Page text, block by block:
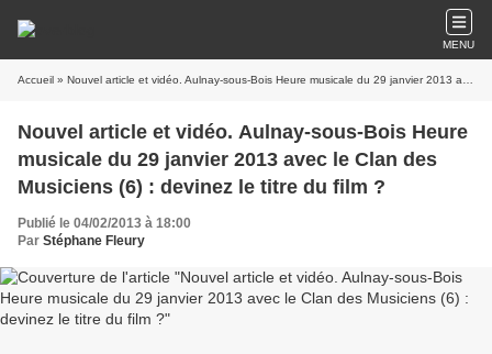
MENU
Accueil » Nouvel article et vidéo. Aulnay-sous-Bois Heure musicale du 29 janvier 2013 avec le Clan des Musiciens (6) : devinez le titre du film ?
Nouvel article et vidéo. Aulnay-sous-Bois Heure
musicale du 29 janvier 2013 avec le Clan des
Musiciens (6) : devinez le titre du film ?
Publié le 04/02/2013 à 18:00
Par Stéphane Fleury